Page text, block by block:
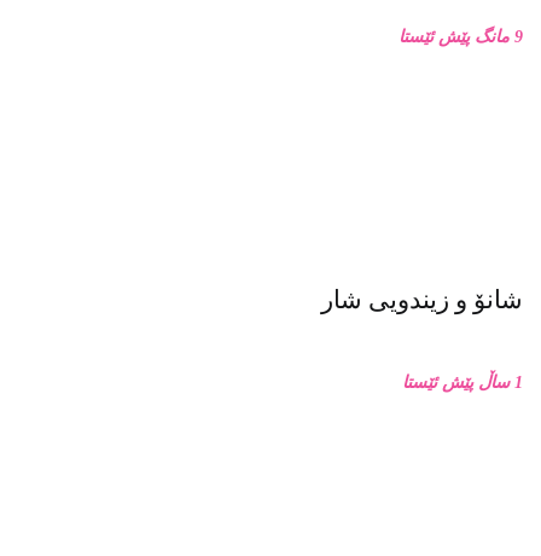
9 مانگ پێش ئێستا
شانۆ و زیندویی شار
1 ساڵ پێش ئێستا